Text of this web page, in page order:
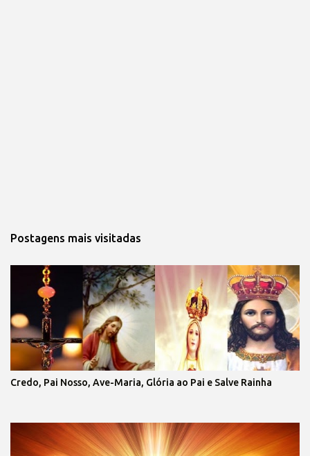
Postagens mais visitadas
Credo, Pai Nosso, Ave-Maria, Glória ao Pai e Salve Rainha